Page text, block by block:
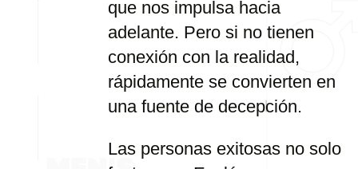
que nos impulsa hacia
adelante. Pero si no tienen
conexión con la realidad,
rápidamente se convierten en
una fuente de decepción.
Las personas exitosas no solo